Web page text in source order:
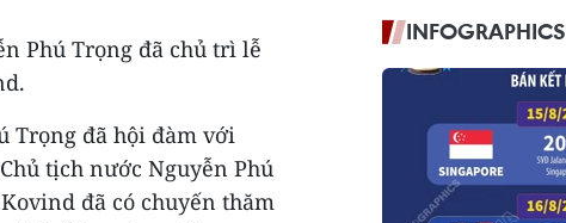
Phú Trọng đã chủ trì lễ
Trọng đã hội đàm với
tịch nước Nguyễn Phú
đã có chuyến thăm
INFOGRAPHICS